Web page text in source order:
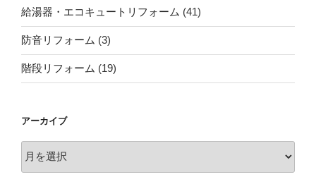
給湯器・エコキュートリフォーム (41)
防音リフォーム (3)
階段リフォーム (19)
アーカイブ
ー